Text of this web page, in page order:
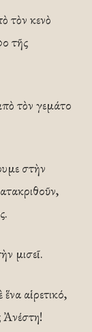
τὸν κενὸ
τῆς
τὸν γεμάτο
στὴν
μισεῖ.
αἱρετικό,
Ἀνέστη!